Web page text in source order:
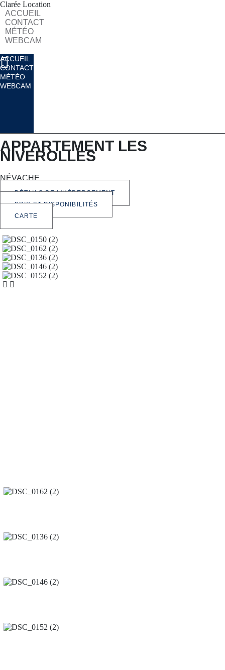
Clarée Location
ACCUEIL
CONTACT
MÉTÉO
WEBCAM
ACCUEIL
CONTACT
MÉTÉO
WEBCAM
APPARTEMENT LES
NIVEROLLES
NÉVACHE
DÉTAILS DE L'HÉBERGEMENT
PRIX ET DISPONIBILITÉS
CARTE